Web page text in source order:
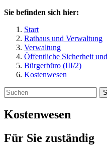
Sie befinden sich hier:
Start
Rathaus und Verwaltung
Verwaltung
Öffentliche Sicherheit
Bürgerbüro (III/2)
Kostenwesen
Kostenwesen
Für Sie zuständig